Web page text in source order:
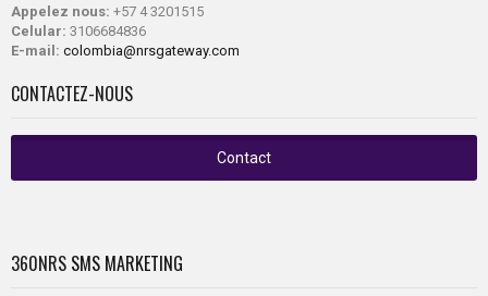
Appelez nous: +57 4 3201515
Celular: 3106684836
E-mail: colombia@nrsgateway.com
CONTACTEZ-NOUS
Contact
360NRS SMS MARKETING